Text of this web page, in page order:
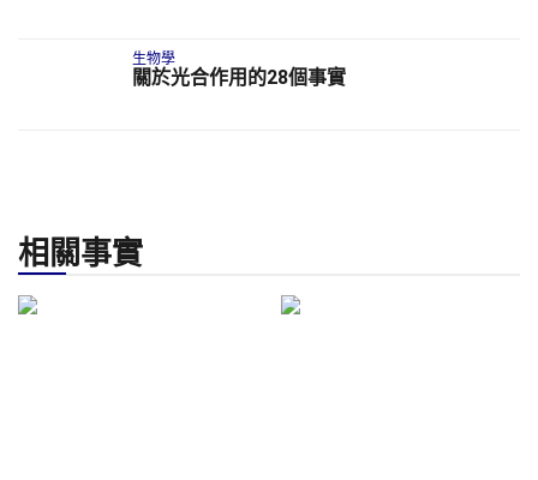
生物學
關於光合作用的28個事實
相關事實